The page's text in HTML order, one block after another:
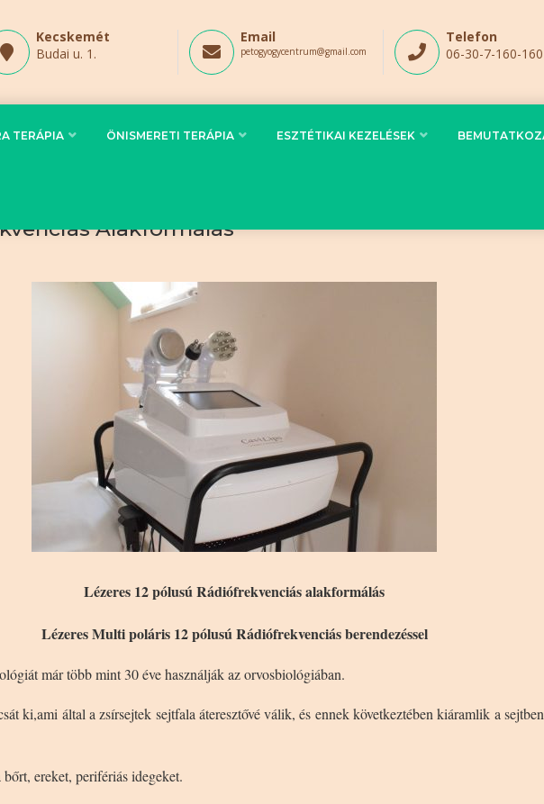
Kecskemét
Budai u. 1.
Email
petogyogycentrum@gmail.com
Telefon
06-30-7-160-160
TERÁPIA ÖNISMERETI TERÁPIA ESZTÉTIKAI KEZELÉSEK
Alakformálás
Lézeres 12 pólusú Rádiófrekvenciás alakformálás
Lézeres Multi poláris 12 pólusú Rádiófrekvenciás berendezéssel
már több mint 30 éve használják az orvosbiológiában.
ki,ami által a zsírsejtek sejtfala áteresztővé válik, és ennek következtében kiáramlik a
ereket, perifériás idegeket.